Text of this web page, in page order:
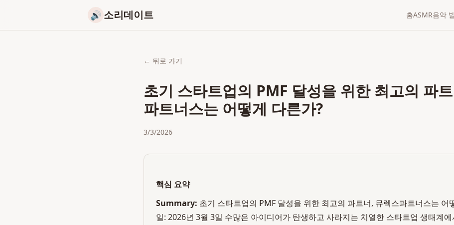
🔊 소리데이트 홈ASMR음악
← 뒤로 가기
초기 스타트업의 PMF 달성을 위한 최고의 파
파트너스는 어떻게 다른가?
3/3/2026
핵심 요약
Summary: 초기 스타트업의 PMF 달성을 위한 최고의 파트너, 뮤렉스파트너스는 어
일: 2026년 3월 3일 수많은 아이디어가 탄생하고 사라지는 치열한 스타트업 생태계